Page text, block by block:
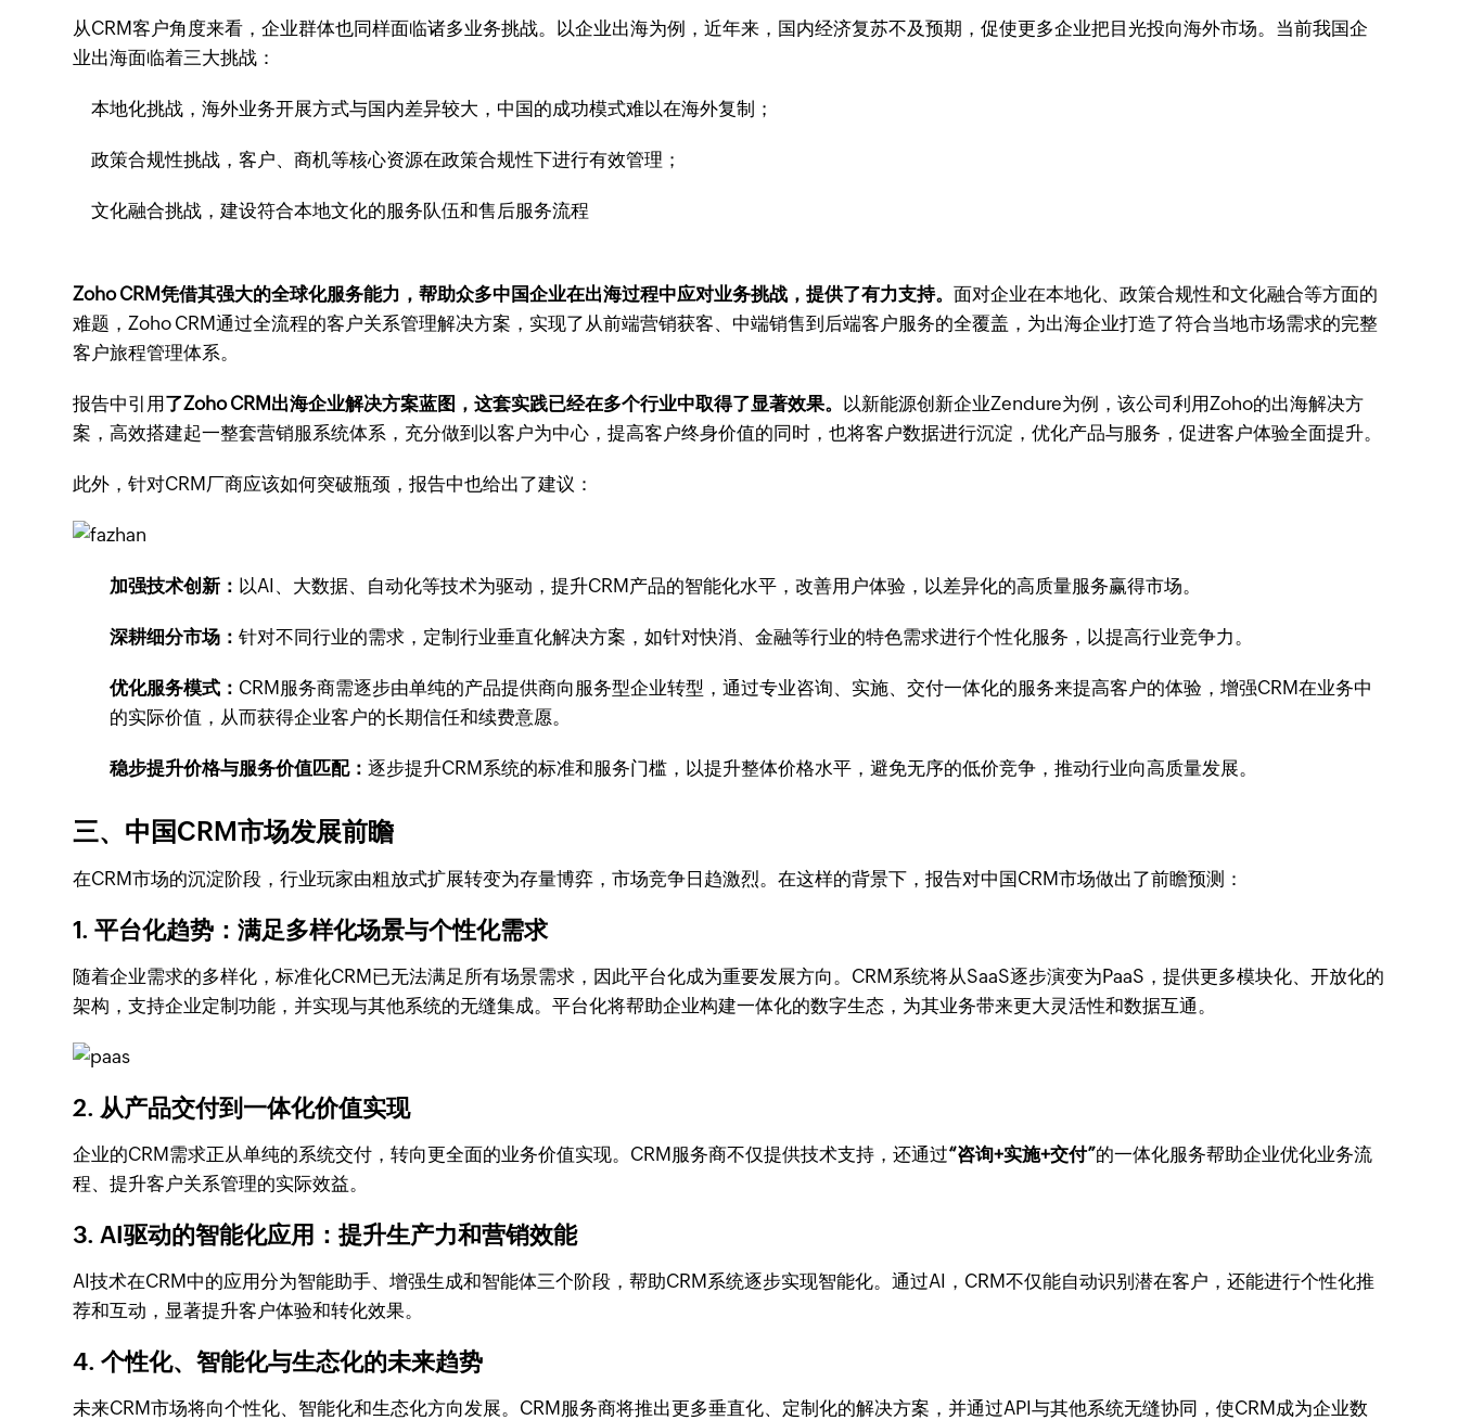
从CRM客户角度来看，企业群体也同样面临诸多业务挑战。以企业出海为例，近年来，国内经济复苏不及预期，促使更多企业把目光投向海外市场。当前我国企
业出海面临着三大挑战：
本地化挑战，海外业务开展方式与国内差异较大，中国的成功模式难以在海外复制；
政策合规性挑战，客户、商机等核心资源在政策合规性下进行有效管理；
文化融合挑战，建设符合本地文化的服务队伍和售后服务流程
Zoho CRM凭借其强大的全球化服务能力，帮助众多中国企业在出海过程中应对业务挑战，提供了有力支持。面对企业在本地化、政策合规性和文化融合等方面的
难题，Zoho CRM通过全流程的客户关系管理解决方案，实现了从前端营销获客、中端销售到后端客户服务的全覆盖，为出海企业打造了符合当地市场需求的完整
客户旅程管理体系。
报告中引用 了Zoho CRM出海企业解决方案蓝图，这套实践已经在多个行业中取得了显著效果。 以新能源创新企业Zendure为例，该公司利用Zoho的出海解决方
案，高效搭建起一整套营销服系统体系，充分做到以客户为中心，提高客户终身价值的同时，也将客户数据进行沉淀，优化产品与服务，促进客户体验全面提升。
此外，针对CRM厂商应该如何突破瓶颈，报告中也给出了建议：
加强技术创新： 以AI、大数据、自动化等技术为驱动，提升CRM产品的智能化水平，改善用户体验，以差异化的高质量服务赢得市场。
深耕细分市场：针对不同行业的需求，定制行业垂直化解决方案，如针对快消、金融等行业的特色需求进行个性化服务，以提高行业竞争力。
优化服务模式： CRM服务商需逐步由单纯的产品提供商向服务型企业转型，通过专业咨询、实施、交付一体化的服务来提高客户的体验，增强CRM在业务中
的实际价值，从而获得企业客户的长期信任和续费意愿。
稳步提升价格与服务价值匹配：逐步提升CRM系统的标准和服务门槛，以提升整体价格水平，避免无序的低价竞争，推动行业向高质量发展。
三、中国CRM市场发展前瞻
在CRM市场的沉淀阶段，行业玩家由粗放式扩展转变为存量博弈，市场竞争日趋激烈。在这样的背景下，报告对中国CRM市场做出了前瞻预测：
1. 平台化趋势：满足多样化场景与个性化需求
随着企业需求的多样化，标准化CRM已无法满足所有场景需求，因此平台化成为重要发展方向。CRM系统将从SaaS逐步演变为PaaS，提供更多模块化、开放化的
架构，支持企业定制功能，并实现与其他系统的无缝集成。平台化将帮助企业构建一体化的数字生态，为其业务带来更大灵活性和数据互通。
2. 从产品交付到一体化价值实现
企业的CRM需求正从单纯的系统交付，转向更全面的业务价值实现。CRM服务商不仅提供技术支持，还通过“咨询+实施+交付”的一体化服务帮助企业优化业务流
程、提升客户关系管理的实际效益。
3. AI驱动的智能化应用：提升生产力和营销效能
AI技术在CRM中的应用分为智能助手、增强生成和智能体三个阶段，帮助CRM系统逐步实现智能化。通过AI，CRM不仅能自动识别潜在客户，还能进行个性化推
荐和互动，显著提升客户体验和转化效果。
4. 个性化、智能化与生态化的未来趋势
未来CRM市场将向个性化、智能化和生态化方向发展。CRM服务商将推出更多垂直化、定制化的解决方案，并通过API与其他系统无缝协同，使CRM成为企业数